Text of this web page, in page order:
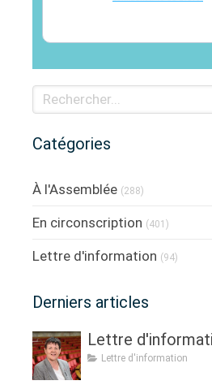
Rechercher
Catégories
À l'Assemblée (288)
En circonscription (401)
Lettre d'information (94)
Derniers articles
Lettre
Lettre d'information